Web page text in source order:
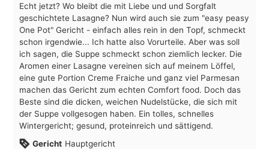
Echt jetzt? Wo bleibt die mit Liebe und und Sorgfalt
geschichtete Lasagne? Nun wird auch sie zum "easy peasy
One Pot" Gericht - einfach alles rein in den Topf, schmeckt
schon irgendwie... Ich hatte also Vorurteile. Aber was soll
ich sagen, die Suppe schmeckt schon ziemlich lecker. Die
Aromen einer Lasagne vereinen sich auf meinem Löffel,
eine gute Portion Creme Fraiche und ganz viel Parmesan
machen das Gericht zum echten Comfort food. Doch das
Beste sind die dicken, weichen Nudelstücke, die sich mit
der Suppe vollgesogen haben. Ein tolles, schnelles
Wintergericht; gesund, proteinreich und sättigend.
Gericht Hauptgericht